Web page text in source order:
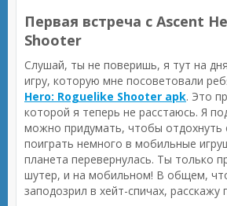
Первая встреча с Ascent
Shooter
Слушай, ты не поверишь, я тут на
игру, которую мне посоветовали
Hero: Roguelike Shooter apk. Это
которой я теперь не расстаюсь. Я
можно придумать, чтобы отдохнуть
поиграть немного в мобильные
планета перевернулась. Ты только
шутер, и на мобильном! В общем,
заподозрил в хейт-спичах, расскажу